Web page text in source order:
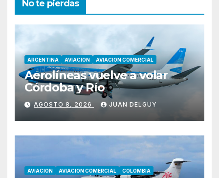
No te pierdas
ARGENTINA AVIACION AVIACION COMERCIAL
Aerolíneas vuelve a volar
Córdoba y Río
AGOSTO 8, 2026 JUAN DELGUY
AVIACION AVIACION COMERCIAL COLOMBIA